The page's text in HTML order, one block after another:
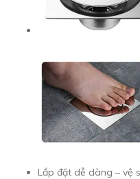
Lắp đặt dễ dàng – vệ